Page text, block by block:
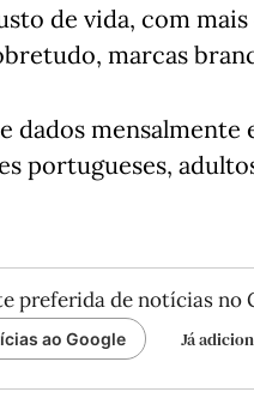
de vida, com mais
marcas
dados mensalmente
portugueses,
preferida de notícias no
ao Google Já